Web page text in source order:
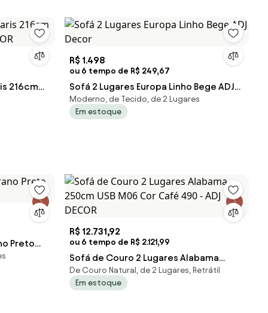
216cm
R$ 1.498
ou 6 tempo de R$ 249,67
Sofá 2 Lugares Europa Linho Bege ADJ
Decor
Moderno, de Tecido, de 2 Lugares
Em estoque
Preto
R$ 12.731,92
ou 6 tempo de R$ 2.121,99
Sofá de Couro 2 Lugares Alabama
250cm USB M06 Cor Café 490 - ADJ
DECOR
De Couro Natural, de 2 Lugares, Retrátil
Em estoque